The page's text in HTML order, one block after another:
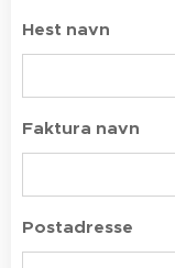
Hest navn
Faktura navn
Postadresse